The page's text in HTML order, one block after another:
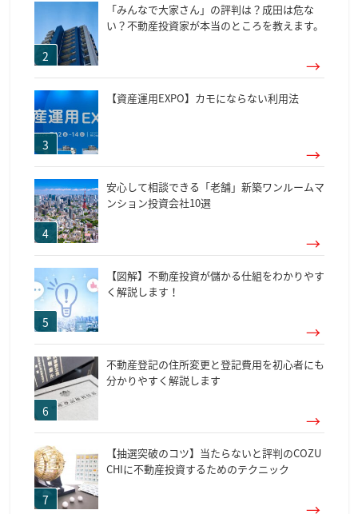
「みんなで大家さん」の評判は？成田は危な
い？不動産投資家が本当のところを教えます。
【資産運用EXPO】カモにならない利用法
安心して相談できる「老舗」新築ワンルームマ
ンション投資会社10選
【図解】不動産投資が儲かる仕組をわかりやす
く解説します！
不動産登記の住所変更と登記費用を初心者にも
分かりやすく解説します
【抽選突破のコツ】当たらないと評判のCOZU
CHIに不動産投資するためのテクニック